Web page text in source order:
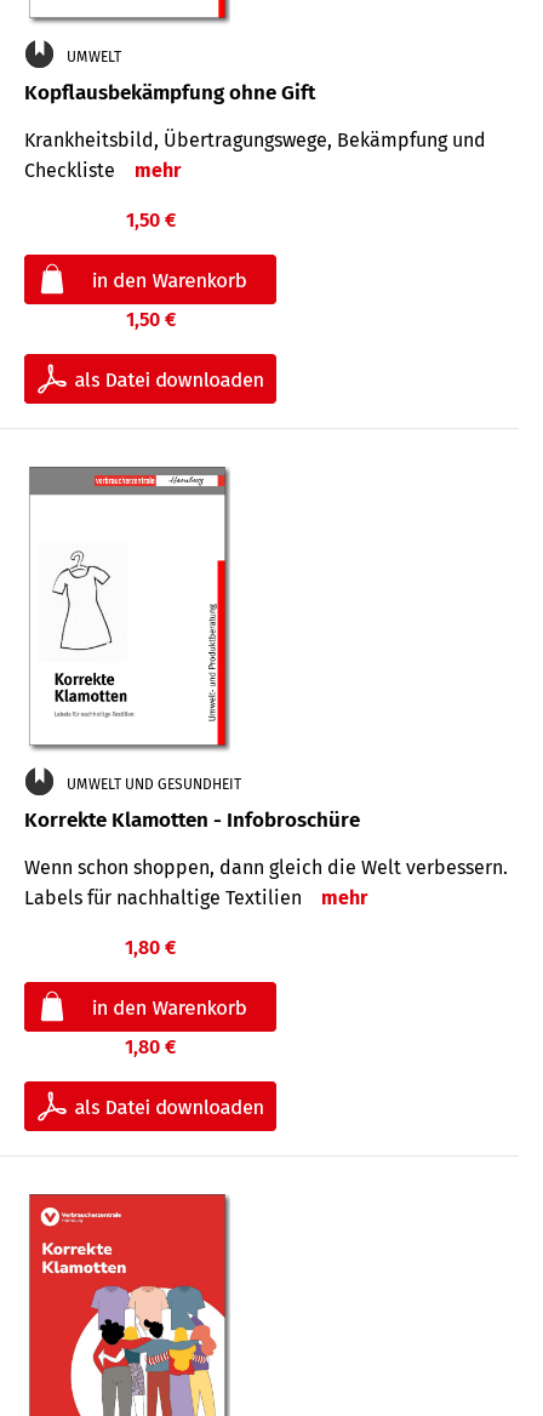
UMWELT
Kopflausbekämpfung ohne Gift
Krankheits­bild, Übertra­gungs­wege, Bekämpfung und
Check­liste
mehr
1,50 €
1,50 €
UMWELT UND GESUNDHEIT
Korrekte Klamotten - Infobroschüre
Wenn schon shoppen, dann gleich die Welt verbessern.
Labels für nachhaltige Textilien
mehr
1,80 €
1,80 €